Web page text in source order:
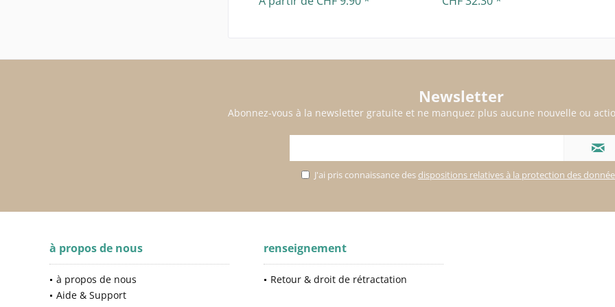
Newsletter
Abonnez-vous à la newsletter gratuite et ne manquez plus aucune nouvelle ou
J'ai pris connaissance des dispositions relatives à la protection des
à propos de nous
à propos de nous
Aide & Support
renseignement
Retour & droit de rétractation